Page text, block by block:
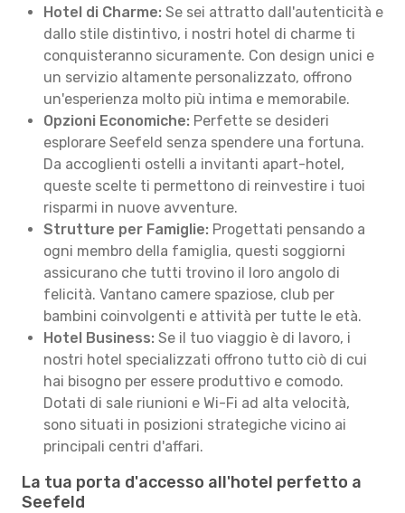
Hotel di Charme: Se sei attratto dall'autenticità e
dallo stile distintivo, i nostri hotel di charme ti
conquisteranno sicuramente. Con design unici e
un servizio altamente personalizzato, offrono
un'esperienza molto più intima e memorabile.
Opzioni Economiche: Perfette se desideri
esplorare Seefeld senza spendere una fortuna.
Da accoglienti ostelli a invitanti apart-hotel,
queste scelte ti permettono di reinvestire i tuoi
risparmi in nuove avventure.
Strutture per Famiglie: Progettati pensando a
ogni membro della famiglia, questi soggiorni
assicurano che tutti trovino il loro angolo di
felicità. Vantano camere spaziose, club per
bambini coinvolgenti e attività per tutte le età.
Hotel Business: Se il tuo viaggio è di lavoro, i
nostri hotel specializzati offrono tutto ciò di cui
hai bisogno per essere produttivo e comodo.
Dotati di sale riunioni e Wi-Fi ad alta velocità,
sono situati in posizioni strategiche vicino ai
principali centri d'affari.
La tua porta d'accesso all'hotel perfetto a
Seefeld